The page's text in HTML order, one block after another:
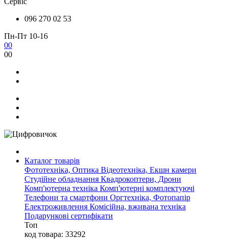
096 270 02 53
Пн-Пт 10-16
00
00
Каталог товарів
Фототехніка, Оптика Відеотехніка, Екшн камери
Студійне обладнання Квадрокоптери, Дрони
Комп'ютерна техніка Комп'ютерні комплектуючі
Телефони та смартфони Оргтехніка, Фотопапір
Електроживлення Комісійна, вживана техніка
Подарункові сертифікати
Топ
код товара: 33292